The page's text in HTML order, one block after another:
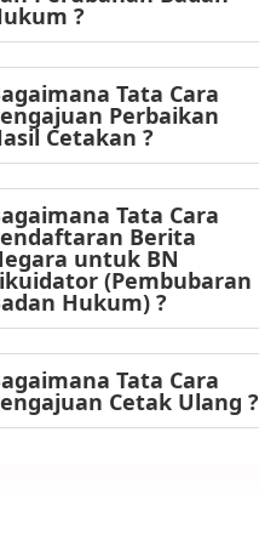
?
Tata Cara
Perbaikan
Cetakan ?
Tata Cara
Berita
untuk BN
(Pembubaran
Hukum) ?
Tata Cara
Cetak Ulang ?